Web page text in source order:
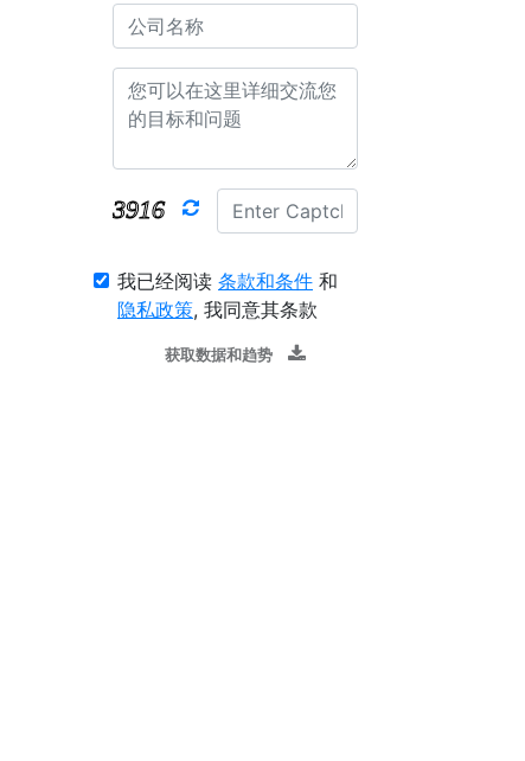
我已经阅读 条款和条件 和
隐私政策, 我同意其条款
获取数据和趋势